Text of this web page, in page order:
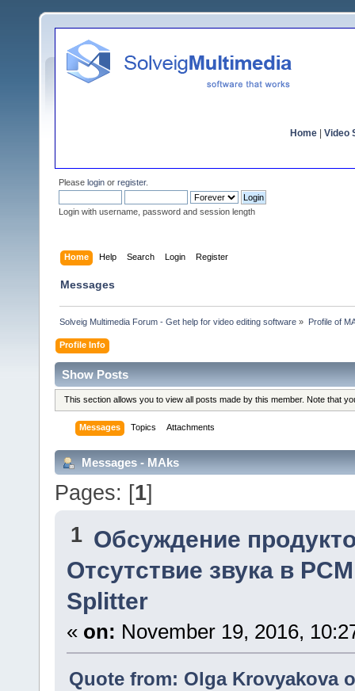
Home Video
Please login or register.
Login with username, password and session length
Home Help Search Login Register
Messages
Solveig Multimedia Forum - Get help for video editing software » Profile of
Profile Info
Show Posts
This section allows you to view all posts made by this member. Note that
Messages Topics Attachments
Messages - MAks
Pages: [1]
1 Обсуждение
Отсутствие звука в
Splitter
« on: November 19, 2016,
Quote from: Olga Krovyakova